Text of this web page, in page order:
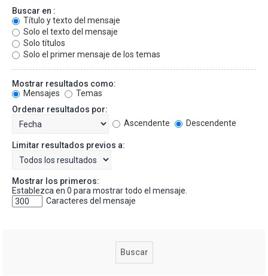
Buscar en :
Título y texto del mensaje
Solo el texto del mensaje
Solo títulos
Solo el primer mensaje de los temas
Mostrar resultados como:
Mensajes
Temas
Ordenar resultados por:
Ascendente
Descendente
Limitar resultados previos a:
Mostrar los primeros:
Establezca en 0 para mostrar todo el mensaje.
Caracteres del mensaje